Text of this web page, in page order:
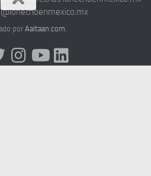
por Aaltaan.com.